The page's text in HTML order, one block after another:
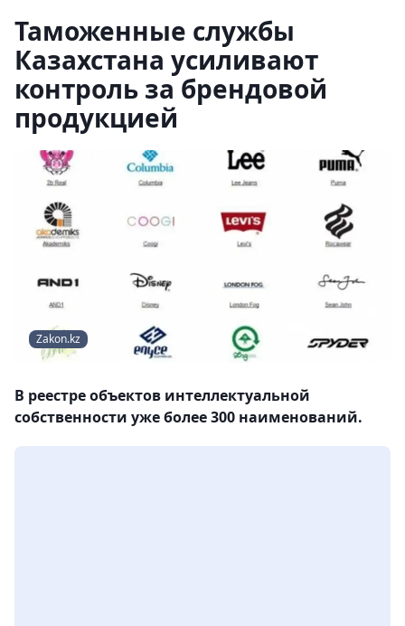
Таможенные службы
Казахстана усиливают
контроль за брендовой
продукцией
Zakon.kz
В реестре объектов интеллектуальной
собственности уже более 300 наименований.